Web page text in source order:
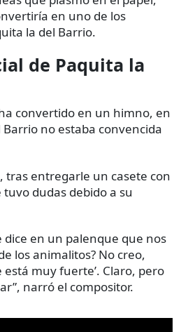
en uno de los
la del Barrio.
de Paquita la
convertido en un himno, en
no estaba convencida
tras entregarle un casete con
dudas debido a su
dice en un palenque que nos
los animalitos? No creo,
muy fuerte’. Claro, pero
narró el compositor.